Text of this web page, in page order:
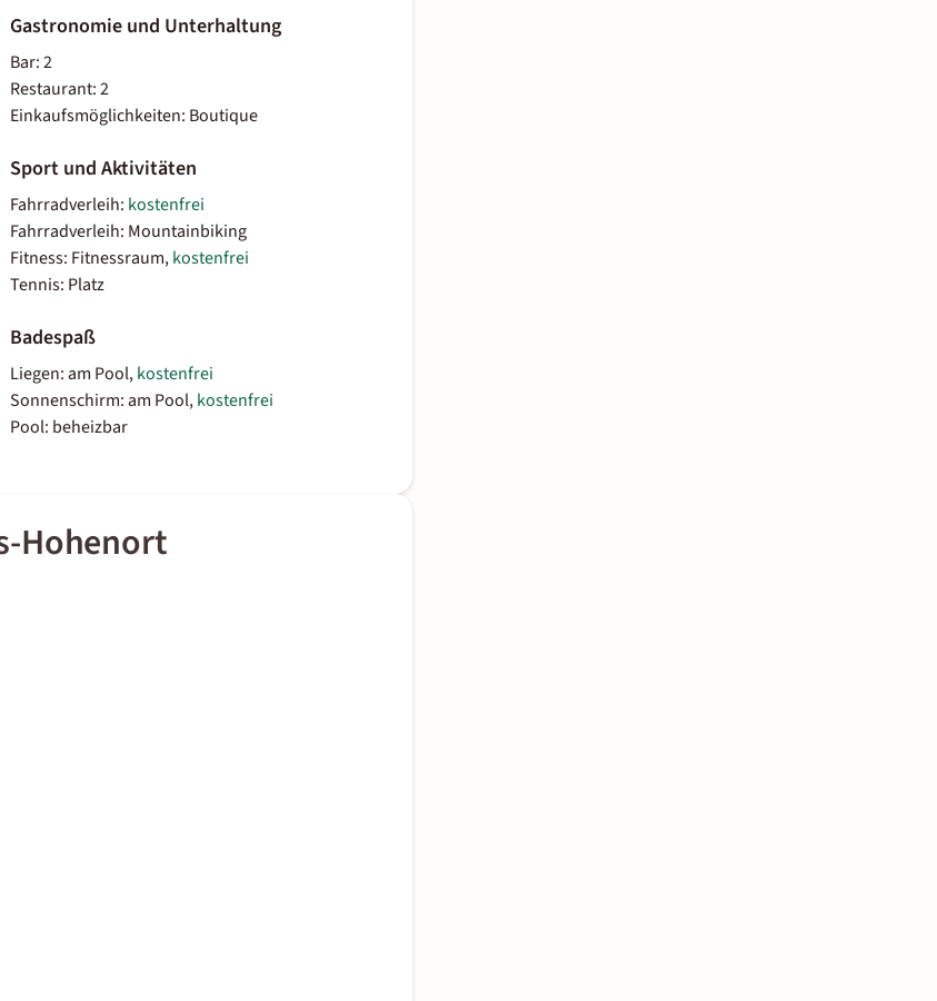
Gastronomie und Unterhaltung
Bar: 2
Restaurant: 2
Einkaufsmöglichkeiten: Boutique
Sport und Aktivitäten
Fahrradverleih: kostenfrei
Fahrradverleih: Mountainbiking
Fitness: Fitnessraum,kostenfrei
Tennis: Platz
Badespaß
Liegen: am Pool,kostenfrei
Sonnenschirm: am Pool,kostenfrei
Pool: beheizbar
Hohenort